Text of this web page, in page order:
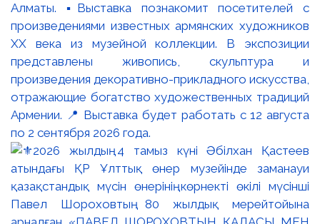
Алматы. ▪️Выставка познакомит посетителей с
произведениями известных армянских художников
XX века из музейной коллекции. В экспозиции
представлены живопись, скульптура и
произведения декоративно-прикладного искусства,
отражающие богатство художественных традиций
Армении. 📍 Выставка будет работать с 12 августа
по 2 сентября 2026 года.